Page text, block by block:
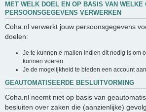
MET WELK DOEL EN OP BASIS VAN WELKE
PERSOONSGEGEVENS VERWERKEN
Coha.nl verwerkt jouw persoonsgegevens
doelen:
Je te kunnen e-mailen indien dit nodig is om
kunnen voeren
Je de mogelijkheid te bieden een account
GEAUTOMATISEERDE BESLUITVORMING
Coha.nl neemt niet op basis van
besluiten over zaken die (aanzienlijke)